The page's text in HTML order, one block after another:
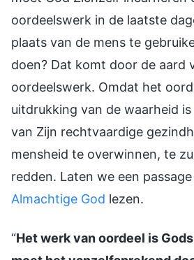
oordeelswerk in de laatste
plaats van de mens te
doen? Dat komt door de aard
oordeelswerk. Omdat het
uitdrukking van de waarheid
van Zijn rechtvaardige
mensheid te overwinnen, te
redden. Laten we een
Almachtige God lezen.
“Het werk van oordeel is